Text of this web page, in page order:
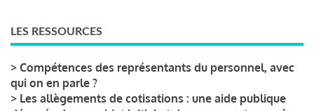
LES RESSOURCES
> Compétences des représentants du personnel, avec
qui on en parle ?
> Les allègements de cotisations : une aide publique